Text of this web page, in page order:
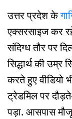
उत्तर प्रदेश के
एक्सरसाइज कर
संदिग्ध तौर पर
सिद्धार्थ की उम्र
करते हुए वीडियो
ट्रेडमिल पर
पड़ा. आसपास